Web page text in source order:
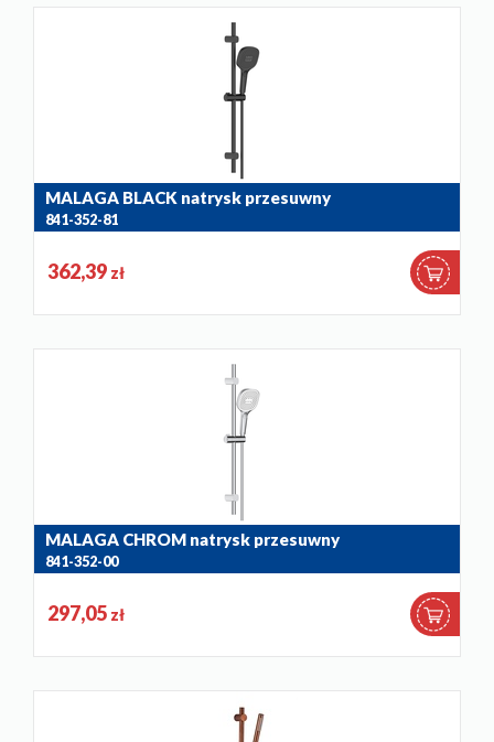
MALAGA BLACK natrysk przesuwny
841-352-81
362,39 zł
MALAGA CHROM natrysk przesuwny
841-352-00
297,05 zł